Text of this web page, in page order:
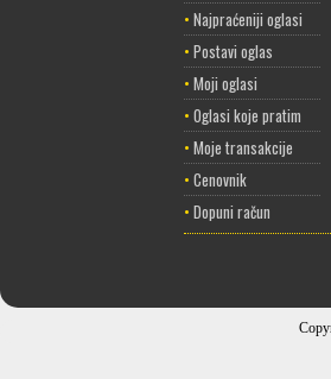
• Najpraćeniji oglasi
• Postavi oglas
• Moji oglasi
• Oglasi koje pratim
• Moje transakcije
• Cenovnik
• Dopuni račun